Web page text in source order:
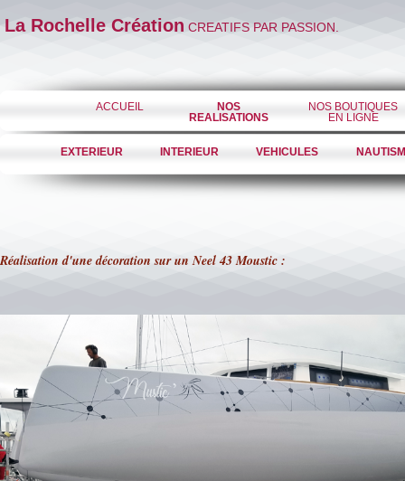
La Rochelle Création CREATIFS PAR PASSION.
ACCUEIL
NOS
REALISATIONS
NOS BOUTIQUES
EN LIGNE
EXTERIEUR INTERIEUR VEHICULES
Réalisation d'une décoration sur un Neel 43 Moustic :